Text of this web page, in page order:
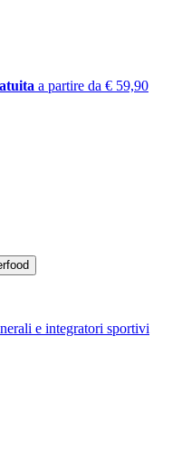
a partire da € 59,90
e integratori sportivi